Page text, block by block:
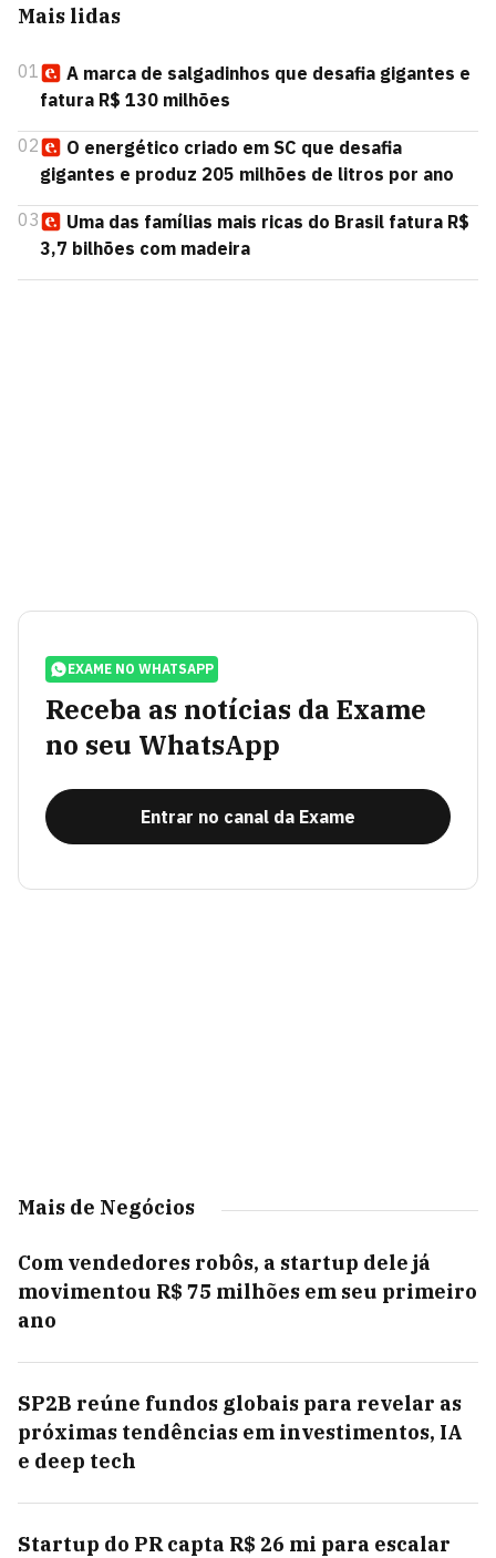
Mais lidas
01
A marca de salgadinhos que desafia gigantes e
fatura R$ 130 milhões
02
O energético criado em SC que desafia
gigantes e produz 205 milhões de litros por ano
03
Uma das famílias mais ricas do Brasil fatura R$
3,7 bilhões com madeira
EXAME NO WHATSAPP
Receba as notícias da Exame
no seu WhatsApp
Entrar no canal da Exame
Mais de Negócios
Com vendedores robôs, a startup dele já
movimentou R$ 75 milhões em seu primeiro
ano
SP2B reúne fundos globais para revelar as
próximas tendências em investimentos, IA
e deep tech
Startup do PR capta R$ 26 mi para escalar